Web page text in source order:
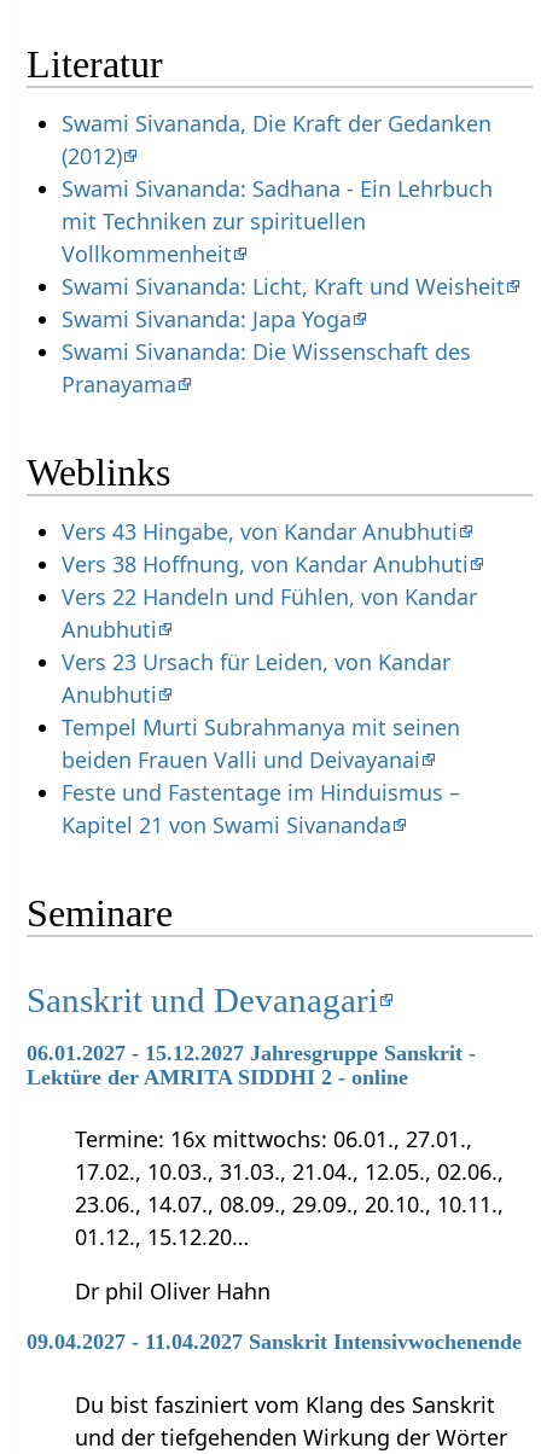
Literatur
Swami Sivananda, Die Kraft der Gedanken
(2012)
Swami Sivananda: Sadhana - Ein Lehrbuch
mit Techniken zur spirituellen
Vollkommenheit
Swami Sivananda: Licht, Kraft und Weisheit
Swami Sivananda: Japa Yoga
Swami Sivananda: Die Wissenschaft des
Pranayama
Weblinks
Vers 43 Hingabe, von Kandar Anubhuti
Vers 38 Hoffnung, von Kandar Anubhuti
Vers 22 Handeln und Fühlen, von Kandar
Anubhuti
Vers 23 Ursach für Leiden, von Kandar
Anubhuti
Tempel Murti Subrahmanya mit seinen
beiden Frauen Valli und Deivayanai
Feste und Fastentage im Hinduismus –
Kapitel 21 von Swami Sivananda
Seminare
Sanskrit und Devanagari
06.01.2027 - 15.12.2027 Jahresgruppe Sanskrit -
Lektüre der AMRITA SIDDHI 2 - online
Termine: 16x mittwochs: 06.01., 27.01.,
17.02., 10.03., 31.03., 21.04., 12.05., 02.06.,
23.06., 14.07., 08.09., 29.09., 20.10., 10.11.,
01.12., 15.12.20…
Dr phil Oliver Hahn
09.04.2027 - 11.04.2027 Sanskrit Intensivwochenende
Du bist fasziniert vom Klang des Sanskrit
und der tiefgehenden Wirkung der Wörter